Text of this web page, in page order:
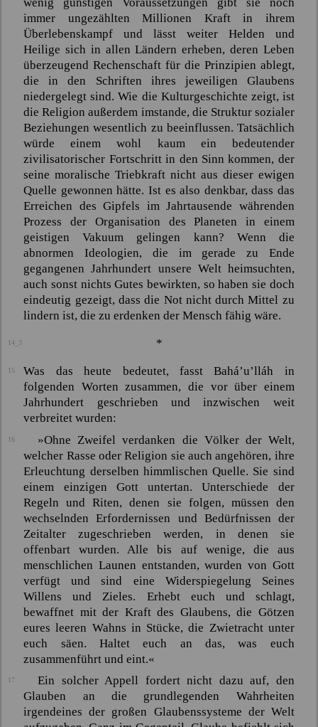
immer ungezählten Millionen Kraft in ihrem
Überlebenskampf und lässt weiter Helden und
Heilige sich in allen Ländern erheben, deren Leben
überzeugend Rechenschaft für die Prinzipien ablegt,
die in den Schriften ihres jeweiligen Glaubens
niedergelegt sind. Wie die Kulturgeschichte zeigt, ist
die Religion außerdem imstande, die Struktur sozialer
Beziehungen wesentlich zu beeinflussen. Tatsächlich
würde einem wohl kaum ein bedeutender
zivilisatorischer Fortschritt in den Sinn kommen, der
seine moralische Triebkraft nicht aus dieser ewigen
Quelle gewonnen hätte. Ist es also denkbar, dass das
Erreichen des Gipfels im Jahrtausende währenden
Prozess der Organisation des Planeten in einem
geistigen Vakuum gelingen kann? Wenn die
abnormen Ideologien, die im gerade zu Ende
gegangenen Jahrhundert unsere Welt heimsuchten,
auch sonst nichts Gutes bewirkten, so haben sie doch
eindeutig gezeigt, dass die Not nicht durch Mittel zu
lindern ist, die zu erdenken der Mensch fähig wäre.
14_3 *
15 Was das heute bedeutet, fasstBahá’u’lláh in
folgenden Worten zusammen, die vor über einem
Jahrhundert geschrieben und inzwischen weit
verbreitet wurden:
16
»Ohne Zweifel verdanken die Völker der Welt,
welcher Rasse oder Religion sie auch angehören, ihre
Erleuchtung derselben himmlischen Quelle. Sie sind
einem einzigen Gott untertan. Unterschiede der
Regeln und Riten, denen sie folgen, müssen den
wechselnden Erfordernissen und Bedürfnissen der
Zeitalter zugeschrieben werden, in denen sie
offenbart wurden. Alle bis auf wenige, die aus
menschlichen Launen entstanden, wurden von Gott
verfügt und sind eine Widerspiegelung Seines
Willens und Zieles. Erhebt euch und schlagt,
bewaffnet mit der Kraft des Glaubens, die Götzen
eures leeren Wahns in Stücke, die Zwietracht unter
euch säen. Haltet euch an das, was euch
zusammenführt und eint.«
17
Ein solcher Appell fordert nicht dazu auf, den
Glauben an die grundlegenden Wahrheiten
irgendeines der großen Glaubenssysteme der Welt